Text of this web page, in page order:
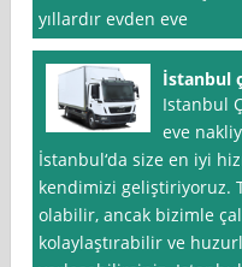
yıllardır evden eve
İstanbul
Istanbul
eve
İstanbul‘da size en iyi
kendimizi geliştiriyoruz.
olabilir, ancak bizimle
kolaylaştırabilir ve